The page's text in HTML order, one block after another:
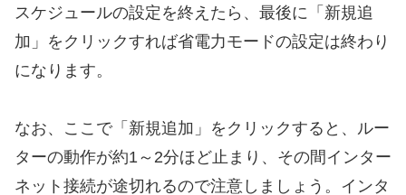
スケジュールの設定を終えたら、最後に「新規追
加」をクリックすれば省電力モードの設定は終わり
になります。
なお、ここで「新規追加」をクリックすると、ルー
ターの動作が約1～2分ほど止まり、その間インター
ネット接続が途切れるので注意しましょう。インタ